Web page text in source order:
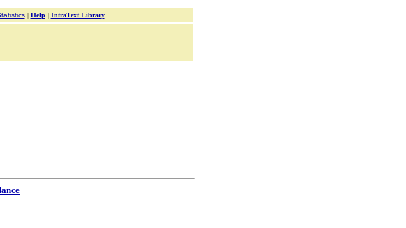
| Help| IntraText Library